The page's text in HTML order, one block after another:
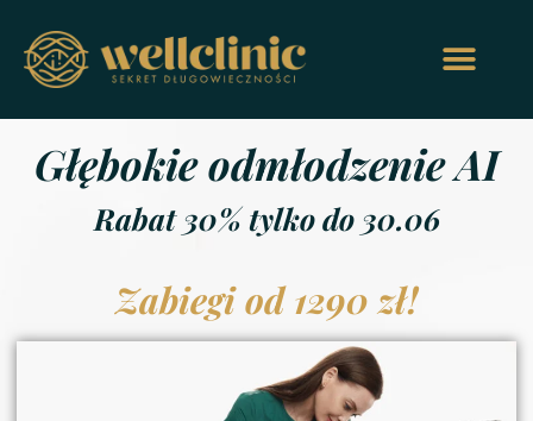
Głębokie odmłodzenie AI
Rabat 30% tylko do 30.06
Zabiegi od 1290 zł!